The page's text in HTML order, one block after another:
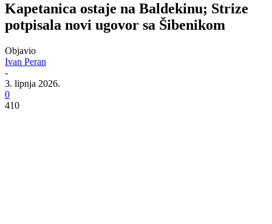
Kapetanica ostaje na Baldekinu; Strize
potpisala novi ugovor sa Šibenikom
Objavio
Ivan Peran
-
3. lipnja 2026.
0
410